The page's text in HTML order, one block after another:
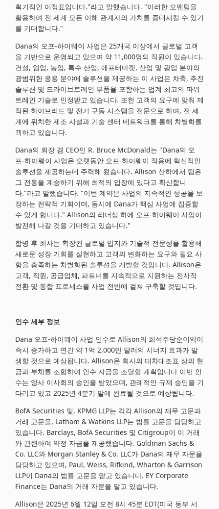
획기적인 이정표입니다."라고 말했습니다. "이러한 모멘텀을
활용하여 전 세계 모든 이해 관계자의 가치를 증대시킬 수 있기
를 기대합니다."
Dana의 오프-하이웨이 사업은 25개국 이상에서 글로벌 고객
을 기반으로 운영되고 있으며 약 11,000명의 직원이 있습니다.
건설, 임업, 농업, 특수 산업, 애프터마켓, 산업 및 광업 분야의
광범위한 응용 분야에 솔루션을 제공하는 이 사업은 차축, 추진
솔루션 및 드라이브트레인 부품을 포함하는 업계 최고의 파워
트레인 기술로 인정받고 있습니다. 또한 고객의 요구에 맞춰 제
작된 하이브리드 및 전기 구동 시스템을 전문으로 하며, 전 세
계에 위치한 제조 시설과 기술 센터 네트워크를 통해 차별화를
꾀하고 있습니다.
Dana의 회장 겸 CEO인 R. Bruce McDonald는 "Dana의 오
프-하이웨이 사업은 오랫동안 오프-하이웨이 적용에 혁신적인
솔루션을 제공하는데 주력해 왔습니다. Allison 산하에서 팀은
그 전통을 계승하기 위해 최적의 입장에 있다고 확신합니
다."라고 말했습니다. "이번 계약은 사업의 지속적인 성공을 보
장하는 전략적 기회이며, 동시에 Dana가 핵심 사업에 집중할
수 있게 합니다." Allison의 리더십 하에 오프-하이웨이 사업이
발전해 나갈 것을 기대하고 있습니다."
합병 후 회사는 확장된 글로벌 입지와 기술적 전문성을 활용해
새로운 성장 기회를 실현하고 고객의 변화하는 요구와 필요 사
항을 충족하는 차별화된 솔루션을 개발할 것입니다. Allison은
고객, 직원, 공급업체, 파트너를 지속적으로 지원하는 전사적
전환 및 통합 프로세스를 사업 전반에 걸쳐 구축할 것입니다.
인수 세부 정보
Dana 오프-하이웨이 사업 인수로 Allison의 희석주당순이익이
즉시 증가하고 연간 약 1억 2,000만 달러의 시너지 효과가 발
생할 것으로 예상됩니다. Allison은 회사의 대차대조표 상의 현
금과 부채를 조합하여 인수 자금을 조달할 계획입니다 이번 인
수는 양사 이사회의 승인을 받았으며, 관례적인 규제 승인을 기
다리고 있고 2025년 4분기 말에 완료될 것으로 예상됩니다.
BofA Securities 및, KPMG LLP는 각각 Allison의 재무 고문과
거래 고문을, Latham & Watkins LLP는 법률 고문을 담당하고
있습니다. Barclays, BofA Securities 및 Citigroup이 이 거래
와 관련하여 약정 자금을 제공했습니다. Goldman Sachs &
Co. LLC와 Morgan Stanley & Co. LLC가 Dana의 재무 자문을
담당하고 있으며, Paul, Weiss, Rifkind, Wharton & Garrison
LLP이 Dana의 법률 고문을 맡고 있습니다. EY Corporate
Finance는 Dana의 거래 자문을 맡고 있습니다.
Allison은 2025년 6월 12일 오전 8시 45분 EDT(미국 동부 서